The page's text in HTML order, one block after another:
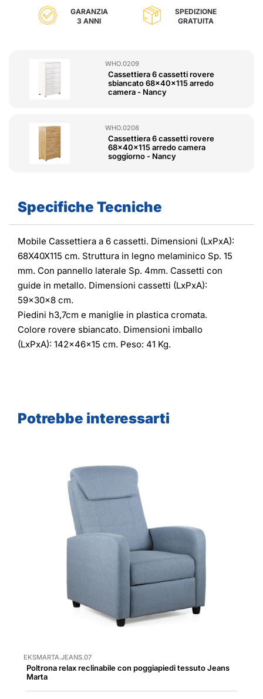
GARANZIA
3 ANNI
SPEDIZIONE
GRATUITA
WHO.0209
Cassettiera 6 cassetti rovere
sbiancato 68x40x115 arredo
camera - Nancy
WHO.0208
Cassettiera 6 cassetti rovere
68x40x115 arredo camera
soggiorno - Nancy
Specifiche Tecniche
Mobile Cassettiera a 6 cassetti. Dimensioni (LxPxA):
68X40X115 cm. Struttura in legno melaminico Sp. 15
mm. Con pannello laterale Sp. 4mm. Cassetti con
guide in metallo. Dimensioni cassetti (LxPxA):
59x30x8 cm.
Piedini h3,7cm e maniglie in plastica cromata.
Colore rovere sbiancato. Dimensioni imballo
(LxPxA): 142x46x15 cm. Peso: 41 Kg.
Potrebbe interessarti
EKSMARTA.JEANS.07
Poltrona relax reclinabile con poggiapiedi tessuto Jeans
Marta